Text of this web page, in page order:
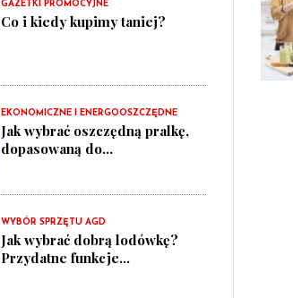
GAZETKI PROMOCYJNE
Co i kiedy kupimy taniej?
EKONOMICZNE I ENERGOOSZCZĘDNE
Jak wybrać oszczędną pralkę,
dopasowaną do...
WYBÓR SPRZĘTU AGD
Jak wybrać dobrą lodówkę?
Przydatne funkcje...